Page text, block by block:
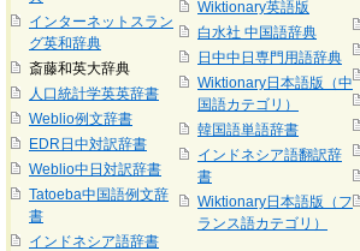
インターネットスラン
グ英和辞典
斎藤和英大辞典
人口統計学英英辞書
Weblio例文辞書
EDR日中対訳辞書
Weblio中日対訳辞書
Tatoeba中国語例文辞
書
インドネシア語辞書
Wiktionary英語版
白水社 中国語辞典
日中中日専門用語辞典
Wiktionary日本語版（中
国語カテゴリ）
韓国語単語辞書
インドネシア語翻訳辞
書
Wiktionary日本語版（フ
ランス語カテゴリ）